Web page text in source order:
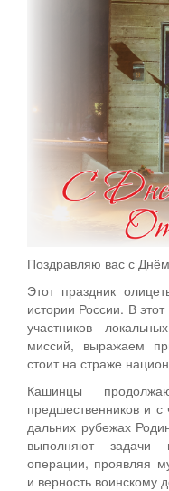
Поздравляю вас с
Этот праздник
истории России. В
участников
миссий, выражаем
стоит на страже
Кашинцы
предшественников и
дальних рубежах
выполняют задачи
операции, проявляя
и верность воинскому